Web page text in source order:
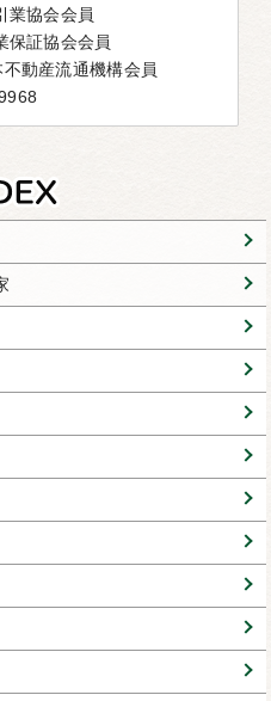
業協会会員
保証協会会員
動産流通機構会員